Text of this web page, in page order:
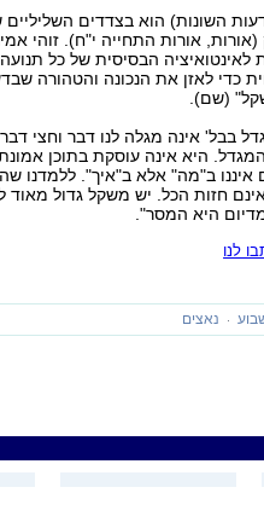
השונות) הוא בצדדים
אורות התחייה י"ח). זוהי
לאינטואיציה הבסיסית של כל תנועה
כדי לאזן את הנכונה והטהורה
(שם).
בבל' אינה מגלה לנו דבר וחצי
היא אינה עוסקת בתוכן
ב"מה" אלא ב"איך". ללמדנו
אינם חזות הכל. יש משקל גדול מאוד
היא המסר".
לנו
נאצים